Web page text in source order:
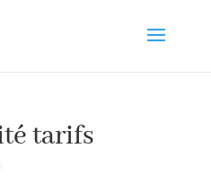
tarifs